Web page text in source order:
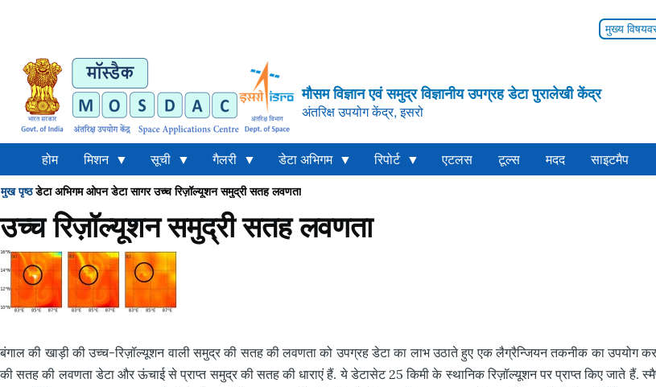
मुख्य
मौसम विज्ञान एवं समुद्र विज्ञानीय उपग्रह डेटा पुरालेखी केंद्र
अंतरिक्ष उपयोग केंद्र, इसरो
होम मिशन सूची गैलरी डेटा अभिगम रिपोर्ट एटलस टूल्स मदद साइटमैप
Breadcrumb
मुख पृष्ठ डेटा अभिगम ओपन डेटा सागर उच्च रिज़ॉल्यूशन समुद्री सतह लवणता
उच्च रिज़ॉल्यूशन समुद्री सतह लवणता
बंगाल की खाड़ी की उच्च-रिज़ॉल्यूशन वाली समुद्र की सतह की लवणता को उपग्रह डेटा का लाभ उठाते हुए एक लैग्रैन्जियन तकनीक का उपयोग
की सतह की लवणता डेटा और ऊंचाई से प्राप्त समुद्र की सतह की धाराएं हैं. ये डेटासेट 25 किमी के स्थानिक रिज़ॉल्यूशन पर प्राप्त किए जाते